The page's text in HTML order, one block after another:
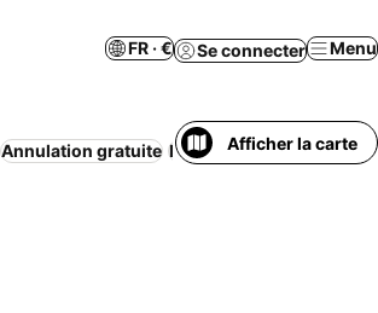
FR · € Se connecter Menu
Annulation gratuite Piscine Économique
Afficher la carte